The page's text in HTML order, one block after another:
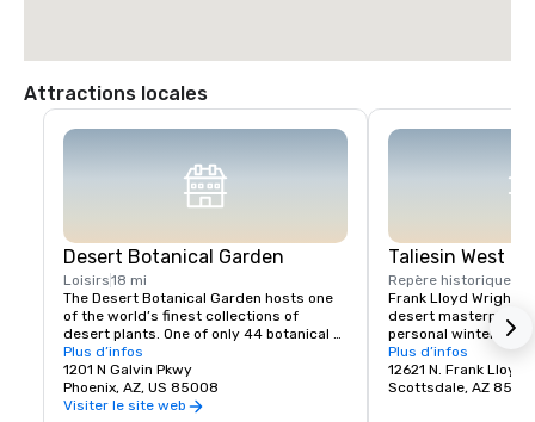
Attractions locales
Desert Botanical Garden
Loisirs18 mi
The Desert Botanical Garden hosts one
of the world’s finest collections of
desert plants. One of only 44 botanical
gardens accredited by the American
Association of Museums, this one-of-a-
kind museum showcases 50 acres of
beautiful outdoor exhibits. Home to more
Plus d’infos
1201 N Galvin Pkwy
Phoenix, AZ, US 85008
Visiter le site web
Taliesin West
Repère historique
Frank Lloyd Wright
desert masterpiece
personal winter
architectural
beautiful Sonoran
of the McDowell
Plus d’infos
12621 N. Frank Lloyd
Scottsdale, AZ